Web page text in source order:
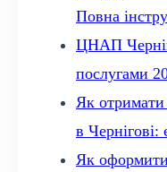
Повна
ЦНАП
послугами
Як отримати
в
Як оформити